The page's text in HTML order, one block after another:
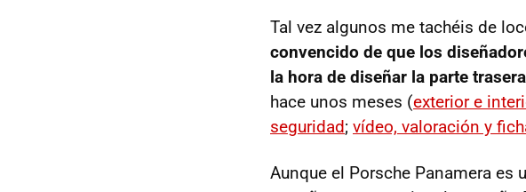
Tal vez algunos me tachéis de
convencido de que los
la hora de diseñar la parte
hace unos meses (exterior e
seguridad; vídeo, valoración y
Aunque el Porsche Panamera es